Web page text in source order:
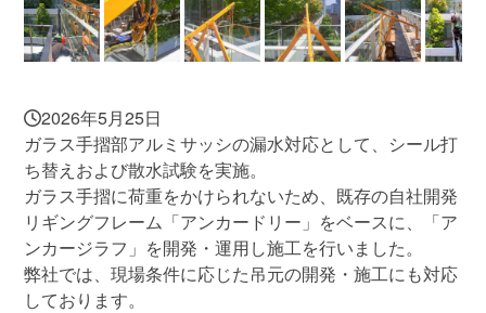
2026年5月25日
ガラス手摺部アルミサッシの漏水対応として、シール打
ち替えおよび散水試験を実施。
ガラス手摺に荷重をかけられないため、既存の自社開発
リギングフレーム「アンカードリー」をベースに、「ア
ンカージラフ」を開発・運用し施工を行いました。
弊社では、現場条件に応じた吊元の開発・施工にも対応
しております。